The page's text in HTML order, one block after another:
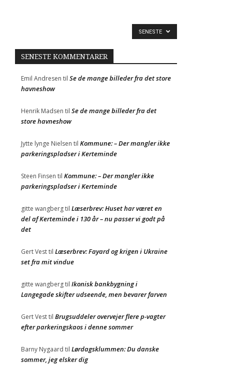
SENESTE
SENESTE KOMMENTARER
Emil Andresen til Se de mange billeder fra det store
havneshow
Henrik Madsen til Se de mange billeder fra det
store havneshow
Jytte lynge Nielsen til Kommune: – Der mangler ikke
parkeringspladser i Kerteminde
Steen Finsen til Kommune: – Der mangler ikke
parkeringspladser i Kerteminde
gitte wangbergtil Læserbrev: Huset har været en
del af Kerteminde i 130 år – nu passer vi godt på
det
Gert Vesttil Læserbrev: Fayard og krigen i Ukraine
set fra mit vindue
gitte wangbergtil Ikonisk bankbygning i
Langegade skifter udseende, men bevarer farven
Gert Vesttil Brugsuddeler overvejer flere p-vagter
efter parkeringskaos i denne sommer
Barny Nygaard til Lørdagsklummen: Du danske
sommer, jeg elsker dig